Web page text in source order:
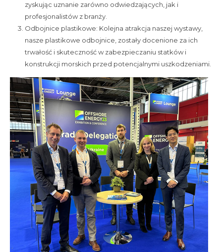
zyskując uznanie zarówno odwiedzających, jak i
profesjonalistów z branży.
Odbojnice plastikowe: Kolejna atrakcja naszej wystawy,
nasze plastikowe odbojnice, zostały docenione za ich
trwałość i skuteczność w zabezpieczaniu statków i
konstrukcji morskich przed potencjalnymi uszkodzeniami.